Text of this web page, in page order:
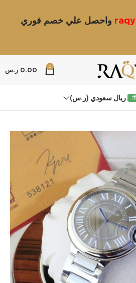
raqy واحصل علي خصم فوري
0
0.00 ر.س
ريال سعودي (ر.س)